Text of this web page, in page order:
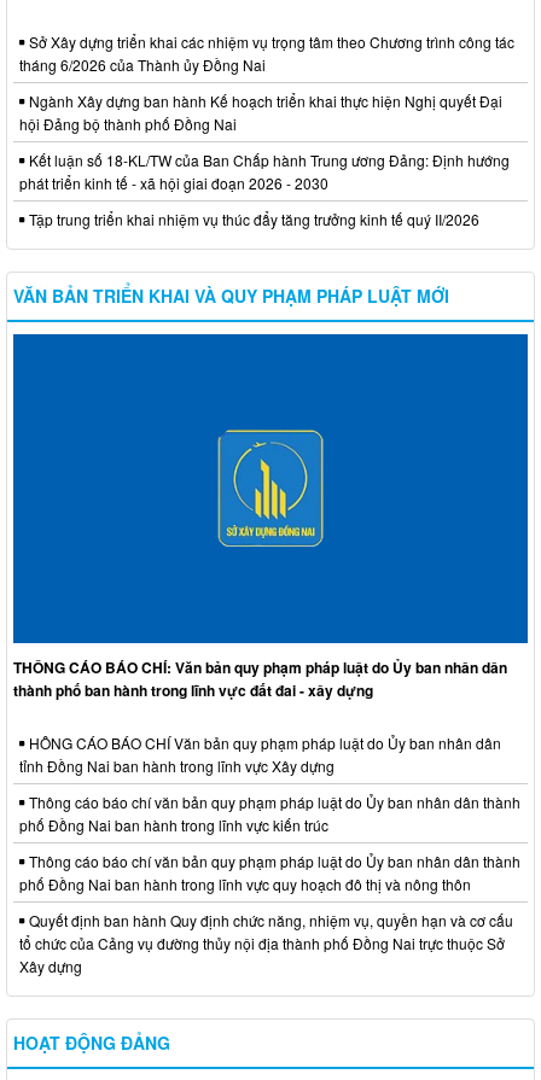
Sở Xây dựng triển khai các nhiệm vụ trọng tâm theo Chương trình công tác
tháng 6/2026 của Thành ủy Đồng Nai
Ngành Xây dựng ban hành Kế hoạch triển khai thực hiện Nghị quyết Đại
hội Đảng bộ thành phố Đồng Nai
Kết luận số 18-KL/TW của Ban Chấp hành Trung ương Đảng: Định hướng
phát triển kinh tế - xã hội giai đoạn 2026 - 2030
Tập trung triển khai nhiệm vụ thúc đẩy tăng trưởng kinh tế quý II/2026
VĂN BẢN TRIỂN KHAI VÀ QUY PHẠM PHÁP LUẬT MỚI
THÔNG CÁO BÁO CHÍ: Văn bản quy phạm pháp luật do Ủy ban nhân dân
thành phố ban hành trong lĩnh vực đất đai - xây dựng
HÔNG CÁO BÁO CHÍ Văn bản quy phạm pháp luật do Ủy ban nhân dân
tỉnh Đồng Nai ban hành trong lĩnh vực Xây dựng
Thông cáo báo chí văn bản quy phạm pháp luật do Ủy ban nhân dân thành
phố Đồng Nai ban hành trong lĩnh vực kiến trúc
Thông cáo báo chí văn bản quy phạm pháp luật do Ủy ban nhân dân thành
phố Đồng Nai ban hành trong lĩnh vực quy hoạch đô thị và nông thôn
Quyết định ban hành Quy định chức năng, nhiệm vụ, quyền hạn và cơ cấu
tổ chức của Cảng vụ đường thủy nội địa thành phố Đồng Nai trực thuộc Sở
Xây dựng
HOẠT ĐỘNG ĐẢNG